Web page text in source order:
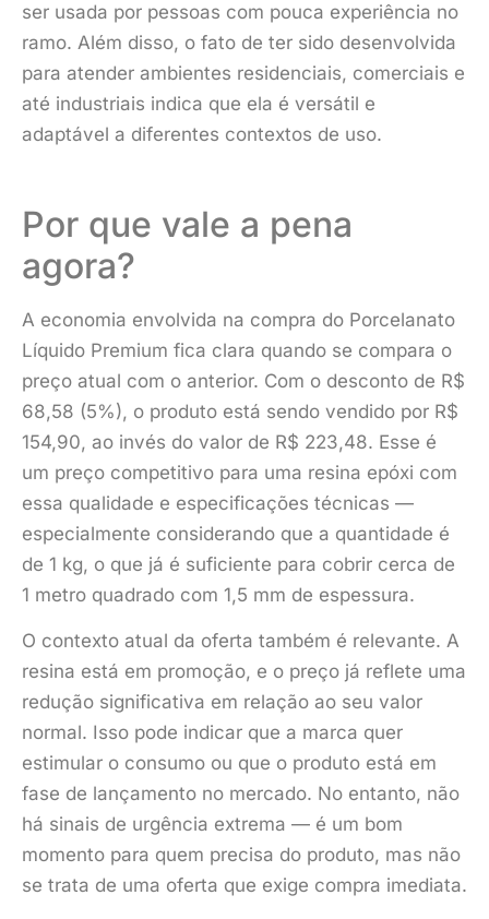
ser usada por pessoas com pouca experiência no
ramo. Além disso, o fato de ter sido desenvolvida
para atender ambientes residenciais, comerciais e
até industriais indica que ela é versátil e
adaptável a diferentes contextos de uso.
Por que vale a pena
agora?
A economia envolvida na compra do Porcelanato
Líquido Premium fica clara quando se compara o
preço atual com o anterior. Com o desconto de R$
68,58 (5%), o produto está sendo vendido por R$
154,90, ao invés do valor de R$ 223,48. Esse é
um preço competitivo para uma resina epóxi com
essa qualidade e especificações técnicas —
especialmente considerando que a quantidade é
de 1 kg, o que já é suficiente para cobrir cerca de
1 metro quadrado com 1,5 mm de espessura.
O contexto atual da oferta também é relevante. A
resina está em promoção, e o preço já reflete uma
redução significativa em relação ao seu valor
normal. Isso pode indicar que a marca quer
estimular o consumo ou que o produto está em
fase de lançamento no mercado. No entanto, não
há sinais de urgência extrema — é um bom
momento para quem precisa do produto, mas não
se trata de uma oferta que exige compra imediata.